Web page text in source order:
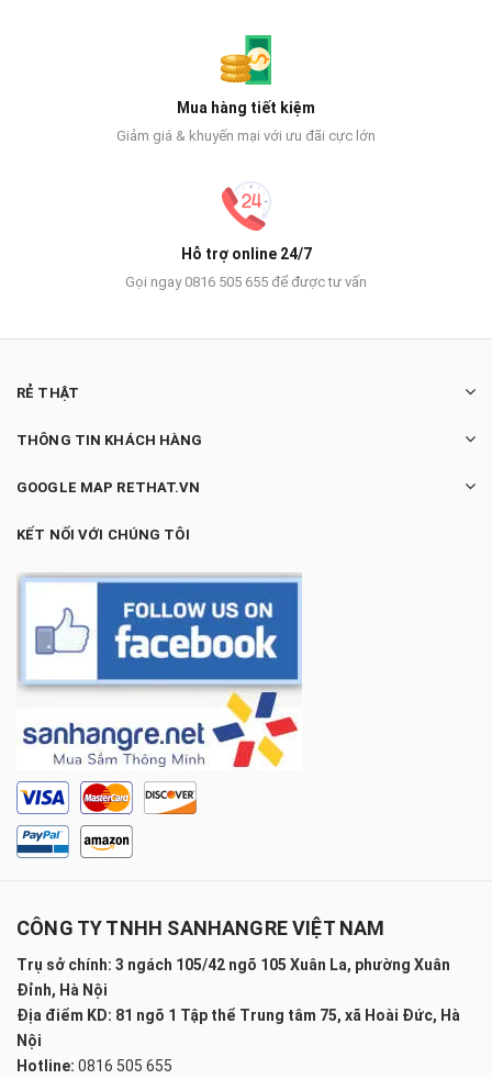
Mua hàng tiết kiệm
Giảm giá & khuyến mại với ưu đãi cực lớn
Hỗ trợ online 24/7
Gọi ngay 0816 505 655 để được tư vấn
RẺ THẬT
THÔNG TIN KHÁCH HÀNG
GOOGLE MAP RETHAT.VN
KẾT NỐI VỚI CHÚNG TÔI
CÔNG TY TNHH SANHANGRE VIỆT NAM
Trụ sở chính: 3 ngách 105/42 ngõ 105 Xuân La, phường Xuân
Đỉnh, Hà Nội
Địa điểm KD: 81 ngõ 1 Tập thể Trung tâm 75, xã Hoài Đức, Hà
Nội
Hotline: 0816 505 655